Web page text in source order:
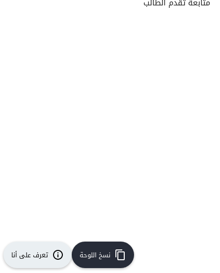
نسخ اللوحة تعرف على أنا